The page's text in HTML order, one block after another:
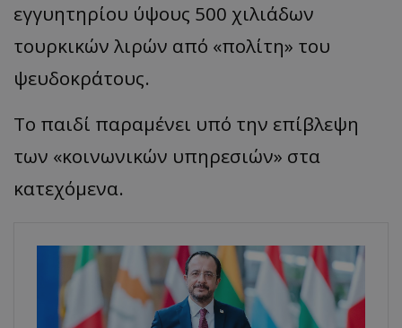
εγγυητηρίου ύψους 500 χιλιάδων
τουρκικών λιρών από «πολίτη» του
ψευδοκράτους.
Το παιδί παραμένει υπό την επίβλεψη
των «κοινωνικών υπηρεσιών» στα
κατεχόμενα.